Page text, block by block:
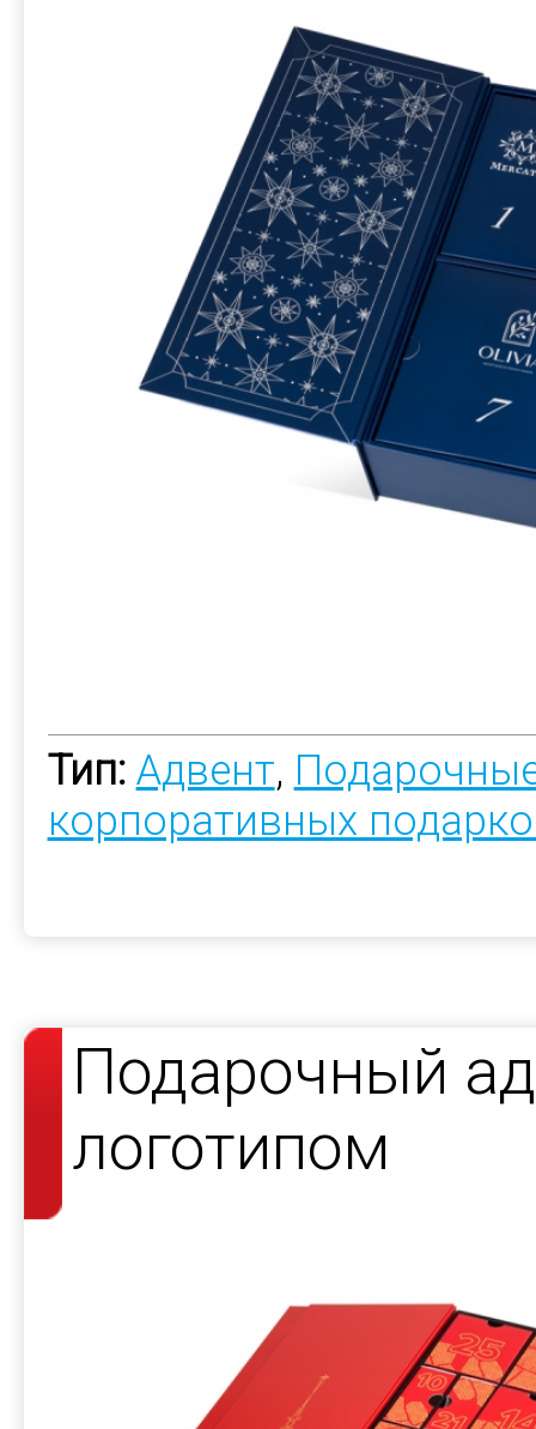
Тип: Адвент,
корпоративных
Подарочный
логотипом